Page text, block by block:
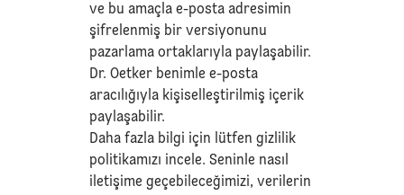
ve bu amaçla e-posta adresimin
şifrelenmiş bir versiyonunu
pazarlama ortaklarıyla paylaşabilir.
Dr. Oetker benimle e-posta
aracılığıyla kişiselleştirilmiş içerik
paylaşabilir.
Daha fazla bilgi için lütfengizlilik
politikamızı incele. Seninle nasıl
iletişime geçebileceğimizi, verilerin